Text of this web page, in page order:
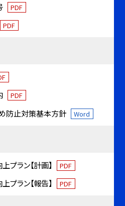
PDF
PDF
PDF
防止対策基本方針 Word
ラン【計画】 PDF
ラン【報告】 PDF